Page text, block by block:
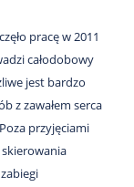
pracę w 2011
całodobowy
jest bardzo
z zawałem serca
przyjęciami